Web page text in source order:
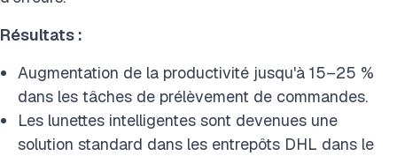
Résultats :
Augmentation de la productivité jusqu'à 15–25 %
dans les tâches de prélèvement de commandes.
Les lunettes intelligentes sont devenues une
solution standard dans les entrepôts DHL dans le